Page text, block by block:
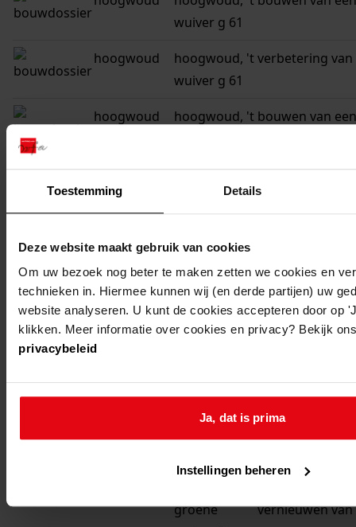
Toestemming Details
Deze website maakt gebruik van cookies
Om uw bezoek nog beter te maken zetten we cookies en
technieken in. Hiermee kunnen wij (en derde partijen) uw
website analyseren. U kunt de cookies accepteren door op
klikken. Meer informatie over cookies en privacy? Bekijk
privacybeleid
Ja, dat is prima
Instellingen beheren
wuiver g 61
hoogwoud
hoogwoud, 't
wuiver g 61
verbetering
hoogwoud
hoogwoud, 't bouwen van
hoogwoud
hoogwoud, 't
wuiver g 58
bouwen van
wuiver g 56
hoogwoud
hoogwoud, 't
wuiver g 56
oprichten van
hoogwoud
groene
groene
vernieuwen van